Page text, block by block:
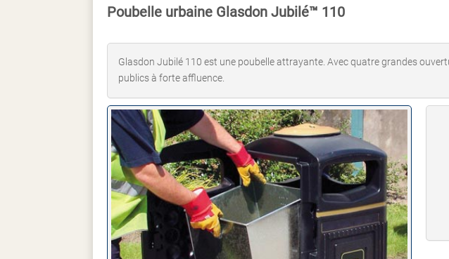
Poubelle urbaine Glasdon Jubilé™ 110
Glasdon Jubilé 110 est une poubelle attrayante. Avec quatre grandes
publics à forte affluence.